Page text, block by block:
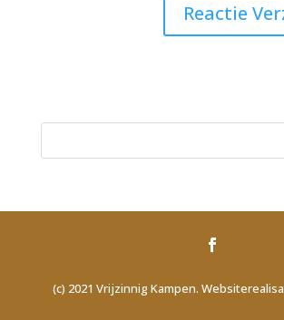
(c) 2021 Vrijzinnig Kampen.